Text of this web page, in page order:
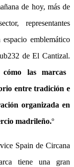
de hoy, más de
representantes
emblemático
de El Cantizal.
las marcas
entre tradición e
organizada en
madrileño.º
Spain de Circana
tiene una gran